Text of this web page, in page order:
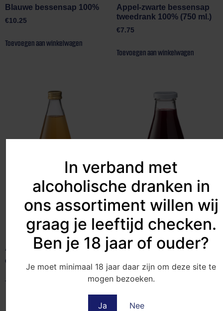
In verband met
alcoholische dranken in
ons assortiment willen wij
graag je leeftijd checken.
Ben je 18 jaar of ouder?
Je moet minimaal 18 jaar daar zijn om deze site te
mogen bezoeken.
Ja Nee
Blauwe bessensap 100%
€10.25
Toevoegen aan winkelwagen
Appel-zwarte bessensap
tweedrank 100% (750 ml.)
€7.75
Toevoegen aan winkelwagen
Appel-perensap (750 ml.)
€
Toevoegen aan winkelwagen
Bosvruchtenmix (750 ml.)
Toevoegen aan winkelwagen